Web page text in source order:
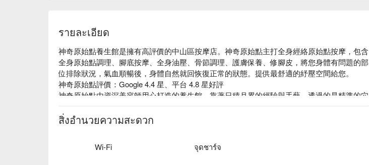
รายละเอียด
神奇原始點養生館是擁有高評價的中山區按摩店。神奇原始點主打全身經絡原始點按摩，包含
全身原始點調理、腳底按摩、全身油壓、骨節調理、護膚保養、修腳皮，將您身體有問題的部
位排除狀況，氣血順暢後，身體自然就回恢復正常的狀態。提供最舒適的紓壓空間給您。
神奇原始點評價：Google 4.4 星、平台 4.8 星好評
神奇原始點由資深美容師用心打造的養生館，靠著日積月累的經驗與手藝，透過的是精準的穴
位筋絡拿捏、加上準確的施力角度，幫助您身體有問題的部位排除狀況。
神奇原始點養生館預約、神奇原始點養生館價格、神奇原始點養生館優惠立刻查看⬇︎
สิ่งอำนวยความสะดวก
Wi-Fi จุดชาร์จ